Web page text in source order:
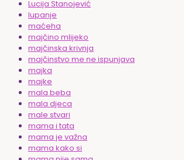
Lucija Stanojević
lupanje
maćeha
majčino mlijeko
majčinska krivnja
majčinstvo me ne ispunjava
majka
majke
mala beba
mala djeca
male stvari
mama i tata
mama je važna
mama kako si